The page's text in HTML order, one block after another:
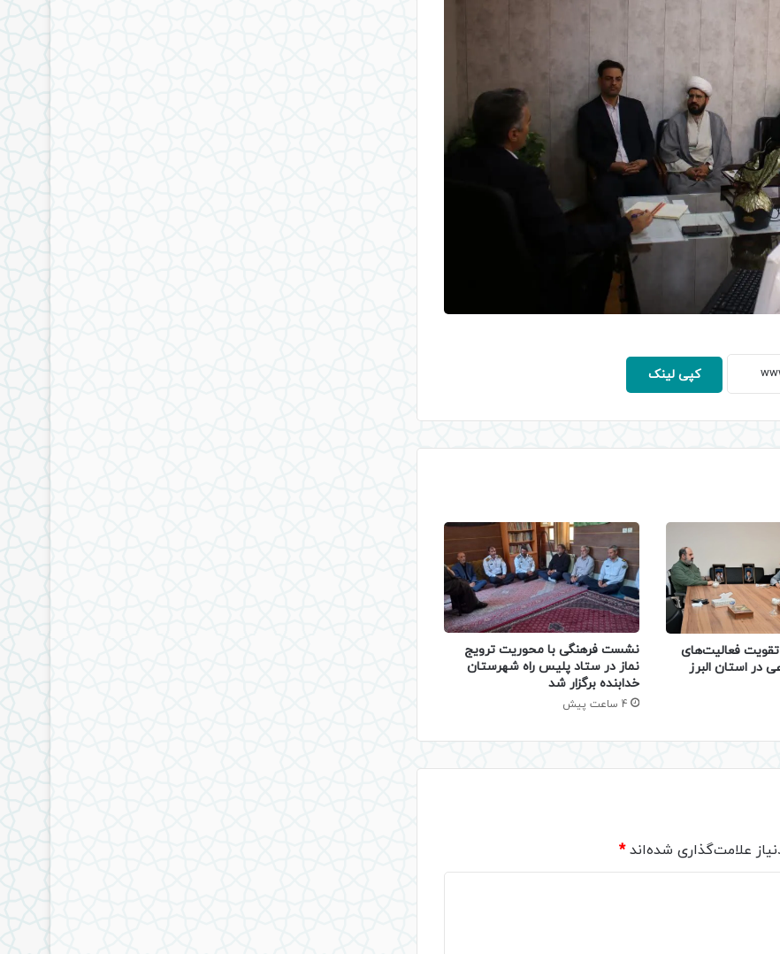
کپی لینک
فعالیت‌های
در استان البرز
نشست فرهنگی با محوریت ترویج
نماز در ستاد پلیس راه شهرستان
خدابنده برگزار شد
4 ساعت پیش
علامت‌گذاری شده‌اند*